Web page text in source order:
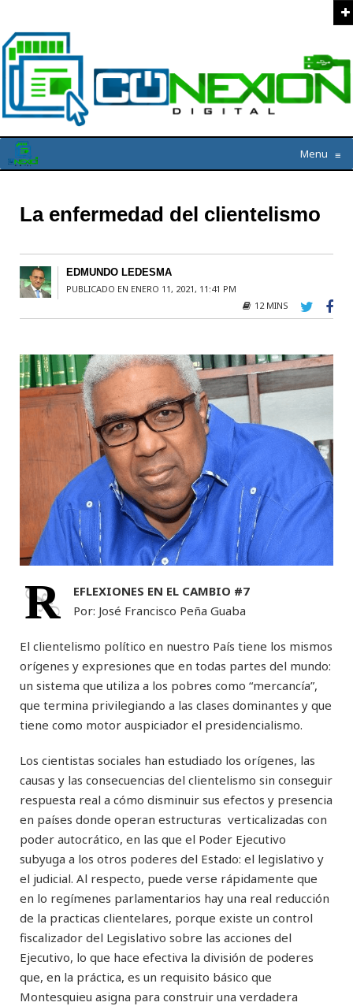
Menu ≡
La enfermedad del clientelismo
EDMUNDO LEDESMA
PUBLICADO EN ENERO 11, 2021, 11:41 PM
12 MINS
R
EFLEXIONES EN EL CAMBIO #7
Por: José Francisco Peña Guaba
El clientelismo político en nuestro País tiene los mismos
orígenes y expresiones que en todas partes del mundo:
un sistema que utiliza a los pobres como “mercancía”,
que termina privilegiando a las clases dominantes y que
tiene como motor auspiciador el presidencialismo.
Los cientistas sociales han estudiado los orígenes, las
causas y las consecuencias del clientelismo sin conseguir
respuesta real a cómo disminuir sus efectos y presencia
en países donde operan estructuras verticalizadas con
poder autocrático, en las que el Poder Ejecutivo
subyuga a los otros poderes del Estado: el legislativo y
el judicial. Al respecto, puede verse rápidamente que
en lo regímenes parlamentarios hay una real reducción
de la practicas clientelares, porque existe un control
fiscalizador del Legislativo sobre las acciones del
Ejecutivo, lo que hace efectiva la división de poderes
que, en la práctica, es un requisito básico que
Montesquieu asigna para construir una verdadera